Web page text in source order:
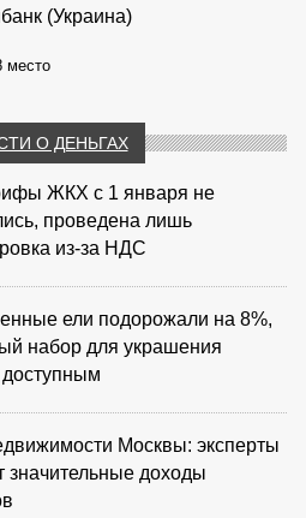
(Украина)
место
О ДЕНЬГАХ
ЖКХ с 1 января не
проведена лишь
из‑за НДС
ели подорожали на 8%,
набор для украшения
доступным
Москвы: эксперты
значительные доходы